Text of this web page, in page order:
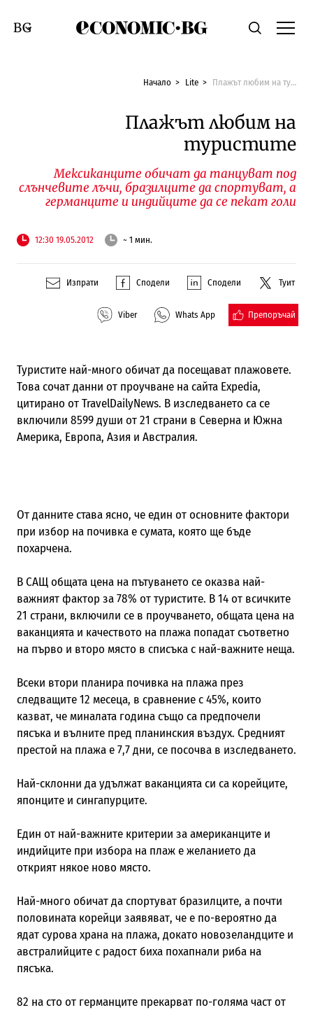
Economic.bgТърсене
Смяна на език
Начало Lite Плажът любим на туристите
Плажът любим на
туристите
Мексиканците обичат да танцуват под
слънчевите лъчи, бразилците да спортуват, а
германците и индийците да се пекат голи
12:30 19.05.2012 ~ 1 мин.
Изпрати Сподели Сподели Туит
Viber Whats App Препоръчай
Туристите най-много обичат да посещават плажовете.
Това сочат данни от проучване на сайта Expedia,
цитирано отTravelDailyNews. В изследването са се
включили 8599 души от 21 страни в Северна и Южна
Америка, Европа, Азия и Австралия.
От данните става ясно, че един от основните фактори
при избор на почивка е сумата, която ще бъде
похарчена.
В САЩ общата цена на пътуването се оказва най-
важният фактор за 78% от туристите. В 14 от всичките
21 страни, включили се в проучването, общата цена на
ваканцията и качеството на плажа попадат съответно
на първо и второ място в списъка с най-важните неща.
Всеки втори планира почивка на плажа през
следващите 12 месеца, в сравнение с 45%, които
казват, че миналата година също са предпочели
пясъка и вълните пред планинския въздух. Средният
престой на плажа е 7,7 дни, се посочва в изследването.
Най-склонни да удължат ваканцията си са корейците,
японците и сингапурците.
Един от най-важните критерии за американците и
индийците при избора на плаж е желанието да
открият някое ново място.
Най-много обичат да спортуват бразилците, а почти
половината корейци заявяват, че е по-вероятно да
ядат сурова храна на плажа, докато новозеландците и
австралийците с радост биха похапнали риба на
пясъка.
82 на сто от германците прекарват по-голяма част от